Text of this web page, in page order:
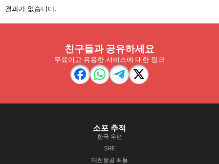
결과가 없습니다.
친구들과 공유하세요
무료이고 유용한 서비스에 대한 링크
소포 추적
한국 우편
SRE
대한항공 화물